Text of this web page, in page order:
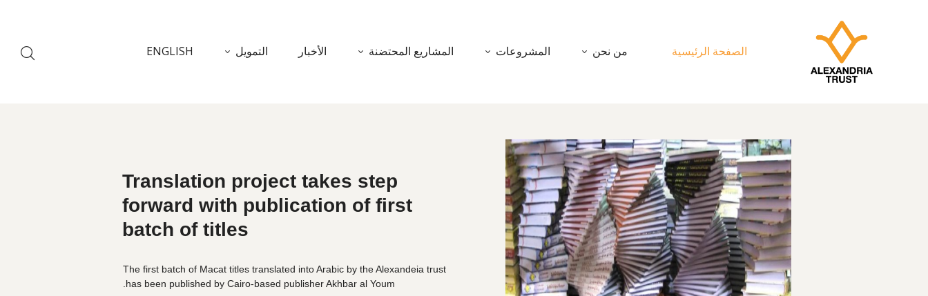
الصفحة الرئيسية من نحن المشروعات المشاريع المحتضنة الأخبار التمويل ENGLISH
The first batch of Macat titles translated into Arabic by the Alexandeia trust
has been published by Cairo-based publisher Akhbar al Youm.
Translation project takes step
forward with publication of first
batch of titles